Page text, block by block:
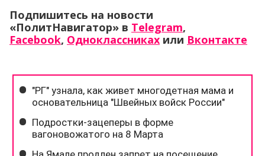
Подпишитесь на новости
«ПолитНавигатор» в Telegram,
Facebook, Одноклассниках или Вконтакте